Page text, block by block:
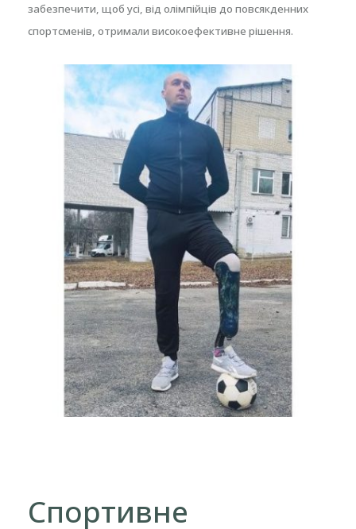
забезпечити, щоб усі, від олімпійців до повсякденних
спортсменів, отримали високоефективне рішення.
Спортивне